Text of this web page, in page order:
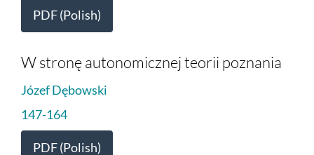
PDF (Polish)
W stronę autonomicznej teorii poznania
Józef Dębowski
147-164
PDF (Polish)